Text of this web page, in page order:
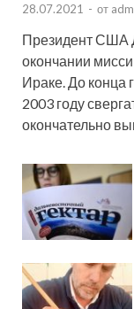
28.07.2021 - от
Президент США
окончании
Ираке. До конца
2003 году
окончательно